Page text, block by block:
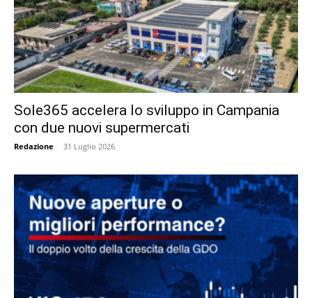
Sole365 accelera lo sviluppo in Campania
con due nuovi supermercati
Redazione - 31 Luglio 2026